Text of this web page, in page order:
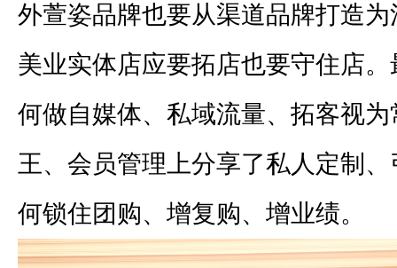
外萱姿品牌也要从渠道品牌打造
美业实体店应要拓店也要守住店
何做自媒体、私域流量、拓客视
王、会员管理上分享了私人定制
何锁住团购、增复购、增业绩。